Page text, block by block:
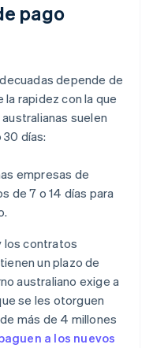
pago
depende de
rapidez con la que
suelen
días:
empresas de
de 7 o 14 días para
los contratos
un plazo de
australiano exige a
se les otorguen
más de 4 millones
a los nuevos